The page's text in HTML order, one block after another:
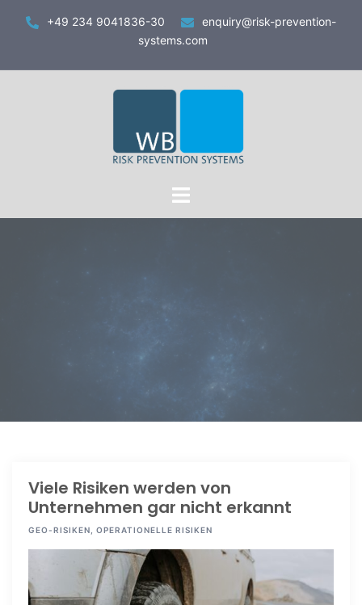
Inhalt
+49 234 9041836-30
enquiry@risk-prevention-
systems.com
Toggle
Viele Risiken werden von
Unternehmen gar nicht erkannt
GEO-RISIKEN OPERATIONELLE RISIKEN